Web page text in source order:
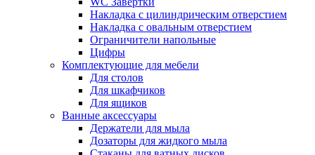
Накладка с цилиндрическим отверстием
Накладка с овальным отверстием
Ограничители напольные
Цифры
Комплектующие для мебели
Для столов
Для шкафчиков
Для ящиков
Ванные аксессуары
Держатели для мыла
Дозаторы для жидкого мыла